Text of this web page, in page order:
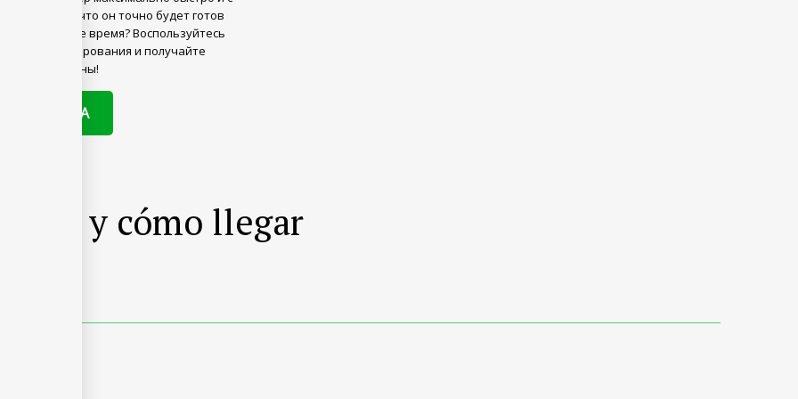
в том, что он точно будет готов
в назначенное время? Воспользуйтесь
онлайн-бронирования и получайте
цены!
AHORA
y cómo llegar